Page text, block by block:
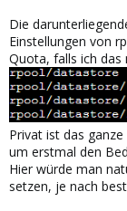
Die
Einstellungen von
Quota, falls ich das
Privat ist das
um erstmal den
Hier würde man
setzen, je nach